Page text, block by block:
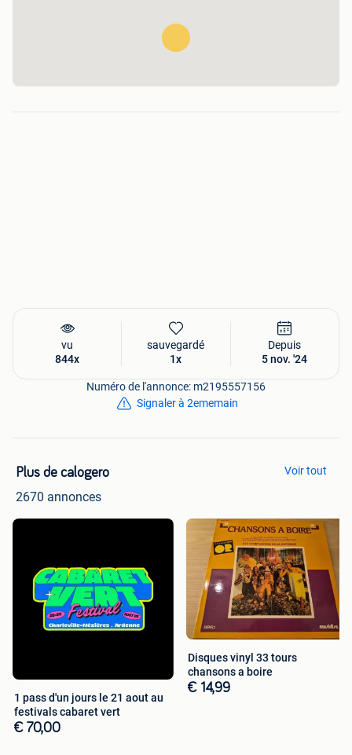
vu
844x
sauvegardé
1x
Depuis
5 nov. '24
Numéro de l'annonce: m2195557156
Signaler à 2ememain
Plus de calogero
2670 annonces
Voir tout
1 pass d'un jours le 21 aout au
festivals cabaret vert
€ 70,00
Disques vinyl 33 tours
chansons a boire
€ 14,99